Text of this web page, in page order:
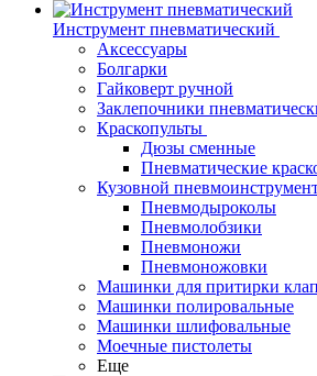
Инструмент пневматический
Аксессуары
Болгарки
Гайковерт ручной
Заклепочники
Краскопульты
Дюзы сменные
Пневматические
Кузовной
Пневмодыроколы
Пневмолобзики
Пневмоножи
Пневмоножовки
Машинки для притирки
Машинки полировальные
Машинки шлифовальные
Моечные пистолеты
Еще